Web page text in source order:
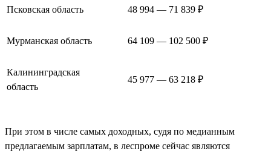
Псковская область 48 994 — 71 839 ₽
Мурманская область 64 109 — 102 500 ₽
Калининградская
область
45 977 — 63 218 ₽
При этом в числе самых доходных, судя по медианным
предлагаемым зарплатам, в леспроме сейчас являются